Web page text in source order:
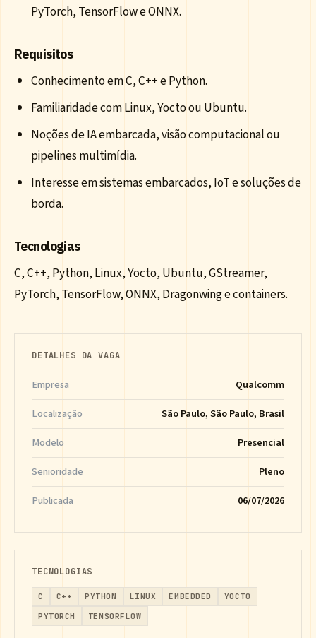
PyTorch, TensorFlow e ONNX.
Requisitos
Conhecimento em C, C++ e Python.
Familiaridade com Linux, Yocto ou Ubuntu.
Noções de IA embarcada, visão computacional ou
pipelines multimídia.
Interesse em sistemas embarcados, IoT e soluções de
borda.
Tecnologias
C, C++, Python, Linux, Yocto, Ubuntu, GStreamer,
PyTorch, TensorFlow, ONNX, Dragonwing e containers.
DETALHES DA VAGA
Empresa
Qualcomm
Localização
São Paulo, São Paulo, Brasil
Modelo
Presencial
Senioridade
Pleno
Publicada
06/07/2026
TECNOLOGIAS
C C++ PYTHON LINUX EMBEDDED
YOCTO
PYTORCH
TENSORFLOW